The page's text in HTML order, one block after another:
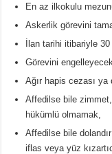
En az ilkokulu
Askerlik görevini
İlan tarihi itibariyle
Görevini
Ağır hapis cezası ya
Affedilse bile
hükümlü olmamak,
Affedilse bile
iflas veya yüz